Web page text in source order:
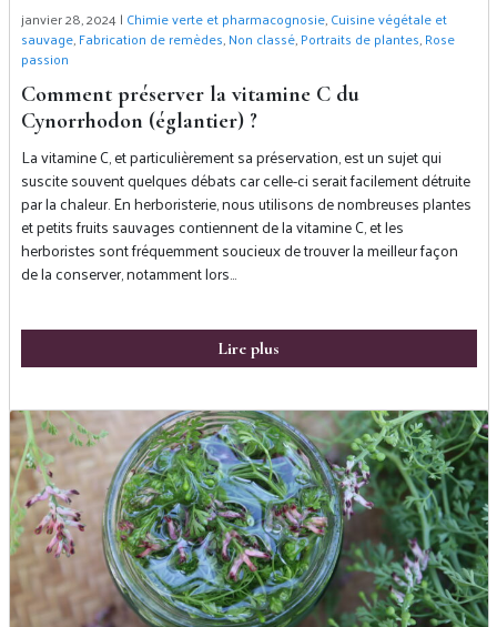
janvier 28, 2024 | Chimie verte et pharmacognosie,Cuisine végétale et
sauvage,Fabrication de remèdes,Non classé,Portraits de plantes,Rose
passion
Comment préserver la vitamine C du
Cynorrhodon (églantier) ?
La vitamine C, et particulièrement sa préservation, est un sujet qui
suscite souvent quelques débats car celle-ci serait facilement détruite
par la chaleur. En herboristerie, nous utilisons de nombreuses plantes
et petits fruits sauvages contiennent de la vitamine C, et les
herboristes sont fréquemment soucieux de trouver la meilleur façon
de la conserver, notamment lors…
Lire plus